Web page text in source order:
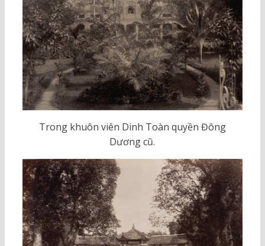
Trong khuôn viên Dinh Toàn quyền Đông
Dương cũ.